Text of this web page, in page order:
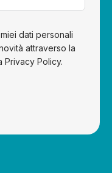
dati personali
attraverso la
Privacy Policy.